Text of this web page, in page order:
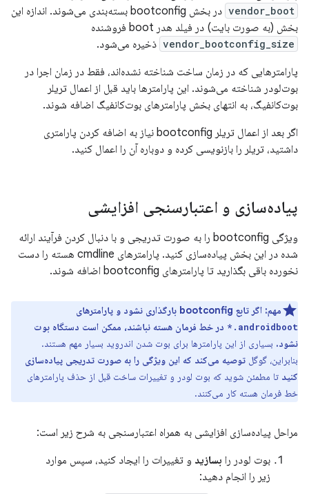
vendor_boot
در بخش bootconfig بسته‌بندی می‌شوند. اندازه این
بخش (به صورت بایت) در فیلد هدر boot فروشنده
vendor_bootconfig_size ذخیره می‌شود.
پارامترهایی که در زمان ساخت شناخته نشده‌اند، فقط در زمان اجرا در
بوت‌لودر شناخته می‌شوند. این پارامترها باید قبل از اعمال تریلر
بوت‌کانفیگ، به انتهای بخش پارامترهای بوت‌کانفیگ اضافه شوند.
اگر بعد از اعمال تریلر bootconfig نیاز به اضافه کردن پارامتری
داشتید، تریلر را بازنویسی کرده و دوباره آن را اعمال کنید.
پیاده‌سازی و اعتبارسنجی افزایشی
ویژگی bootconfig را به صورت تدریجی و با دنبال کردن فرآیند ارائه
شده در این بخش پیاده‌سازی کنید. پارامترهای cmdline هسته را دست
نخورده باقی بگذارید تا پارامترهای bootconfig اضافه شوند.
مهم: اگر تابع bootconfig بارگذاری نشود و پارامترهای
androidboot.*
در خط فرمان هسته نباشند، ممکن است دستگاه بوت
نشود. بسیاری از این پارامترها برای بوت شدن اندروید بسیار مهم هستند.
بنابراین، گوگل توصیه می‌کند که این ویژگی را به صورت تدریجی پیاده‌سازی
کنید تا مطمئن شوید که بوت لودر و تغییرات ساخت قبل از حذف پارامترهای
خط فرمان هسته کار می‌کنند.
مراحل پیاده‌سازی افزایشی به همراه اعتبارسنجی به شرح زیر است:
بوت لودر را بسازید و تغییرات را ایجاد کنید، سپس موارد
زیر را انجام دهید: